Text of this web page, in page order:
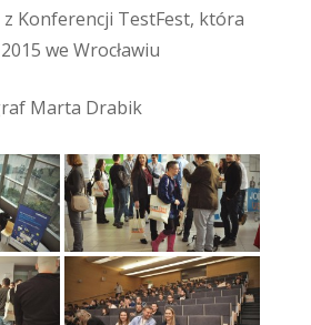
Konferencji TestFest, która
we Wrocławiu
Marta Drabik